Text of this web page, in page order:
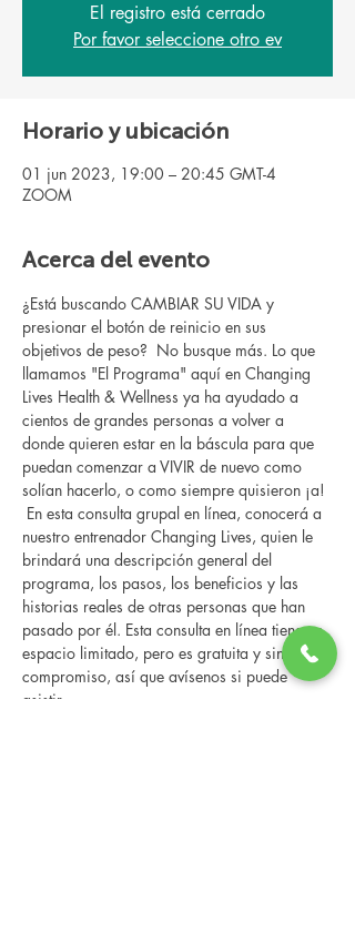
El registro está cerrado
Por favor seleccione otro ev
Horario y ubicación
01 jun 2023, 19:00 – 20:45 GMT-4
ZOOM
Acerca del evento
¿Está buscando CAMBIAR SU VIDA y
presionar el botón de reinicio en sus
objetivos de peso?  No busque más. Lo que
llamamos "El Programa" aquí en Changing
Lives Health & Wellness ya ha ayudado a
cientos de grandes personas a volver a
donde quieren estar en la báscula para que
puedan comenzar a VIVIR de nuevo como
solían hacerlo, o como siempre quisieron ¡a!
En esta consulta grupal en línea, conocerá a
nuestro entrenador Changing Lives, quien le
brindará una descripción general del
programa, los pasos, los beneficios y las
historias reales de otras personas que han
pasado por él. Esta consulta en línea tiene un
espacio limitado, pero es gratuita y sin
compromiso, así que avísenos si puede
asistir.